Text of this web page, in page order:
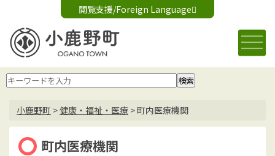
閲覧支援/Foreign Language
音声読み上げ
大
背景色変更 Foreign Language
小鹿野町 >健康・福祉・医療 >町内医療機関
町内医療機関